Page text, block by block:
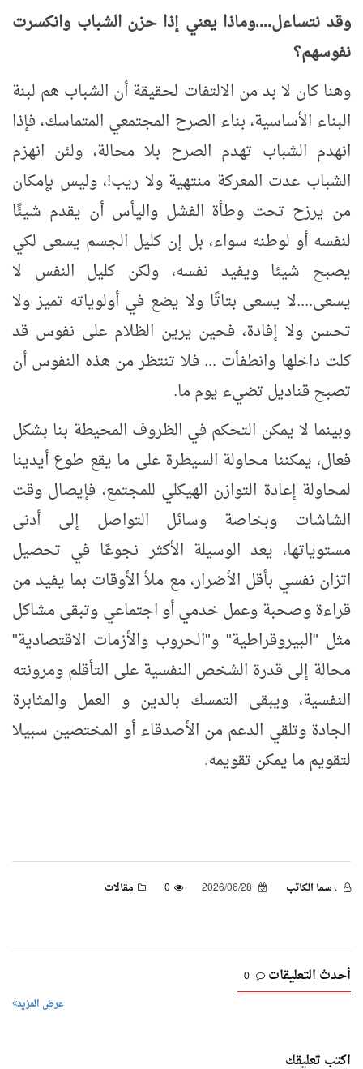
وقد نتساءل....وماذا يعني إذا حزن الشباب وانكسرت
نفوسهم؟
وهنا كان لا بد من الالتفات لحقيقة أن الشباب هم لبنة
البناء الأساسية، بناء الصرح المجتمعي المتماسك، فإذا
انهدم الشباب تهدم الصرح بلا محالة، ولئن انهزم
الشباب عدت المعركة منتهية ولا ريب!، وليس بإمكان
من يرزح تحت وطأة الفشل واليأس أن يقدم شيئًا
لنفسه أو لوطنه سواء، بل إن كليل الجسم يسعى لكي
يصبح شيئا ويفيد نفسه، ولكن كليل النفس لا
يسعى....لا يسعى بتاتًا ولا يضع في أولوياته تميز ولا
تحسن ولا إفادة، فحين يرين الظلام على نفوس قد
كلت داخلها وانطفأت ... فلا تنتظر من هذه النفوس أن
تصبح قناديل تضيء يوم ما.
وبينما لا يمكن التحكم في الظروف المحيطة بنا بشكل
فعال، يمكننا محاولة السيطرة على ما يقع طوع أيدينا
لمحاولة إعادة التوازن الهيكلي للمجتمع، فإيصال وقت
الشاشات وبخاصة وسائل التواصل إلى أدنى
مستوياتها، يعد الوسيلة الأكثر نجوعًا في تحصيل
اتزان نفسي بأقل الأضرار، مع ملأ الأوقات بما يفيد من
قراءة وصحبة وعمل خدمي أو اجتماعي وتبقى مشاكل
مثل "البيروقراطية" و"الحروب والأزمات الاقتصادية"
محالة إلى قدرة الشخص النفسية على التأقلم ومرونته
النفسية، ويبقى التمسك بالدين و العمل والمثابرة
الجادة وتلقي الدعم من الأصدقاء أو المختصين سبيلا
لتقويم ما يمكن تقويمه.
. سما الكاتب 0 مقالات
أحدث التعليقات 0
عرض المزيد
اكتب تعليقك